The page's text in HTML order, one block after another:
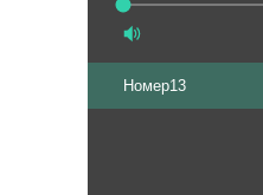
Номер13